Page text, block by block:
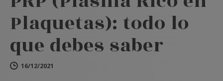
Plaquetas): todo lo
que debes saber
16/12/2021